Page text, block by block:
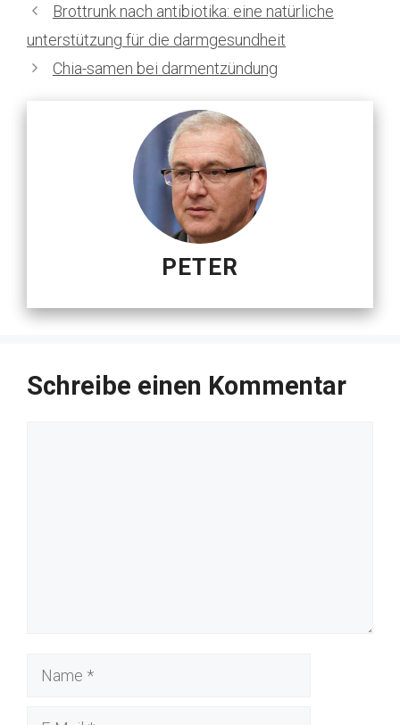
Brottrunk nach antibiotika: eine natürliche
unterstützung für die darmgesundheit
Chia-samen bei darmentzündung
PETER
Schreibe einen Kommentar
Name